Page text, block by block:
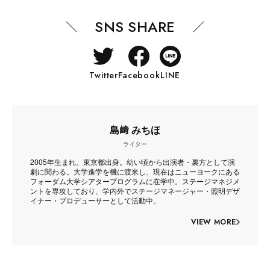
SNS SHARE
TwitterFacebookLINE
島﨑 みちほ
ライター
2005年生まれ。東京都出身。幼い頃から出演者・裏方として演
劇に関わる。大学進学を機に渡米し、現在はニューヨークにある
フォーダム大学シアタープログラムに在学中。ステージマネジメ
ントを専攻しており、学内外でステージマネージャー・照明デザ
イナー・プロデューサーとして活動中。
VIEW MORE